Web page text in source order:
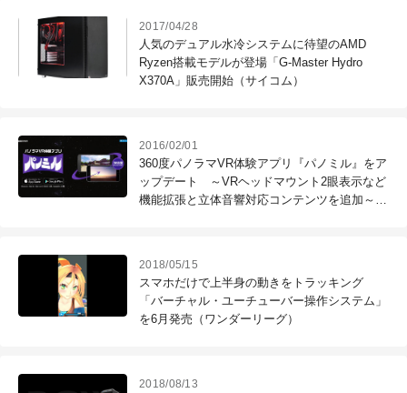
2017/04/28
人気のデュアル水冷システムに待望のAMD
Ryzen搭載モデルが登場「G-Master Hydro
X370A」販売開始（サイコム）
2016/02/01
360度パノラマVR体験アプリ『パノミル』をア
ップデート ～VRヘッドマウント2眼表示など
機能拡張と立体音響対応コンテンツを追加～
2018/05/15
スマホだけで上半身の動きをトラッキング
「バーチャル・ユーチューバー操作システム」
を6月発売（ワンダーリーグ）
2018/08/13